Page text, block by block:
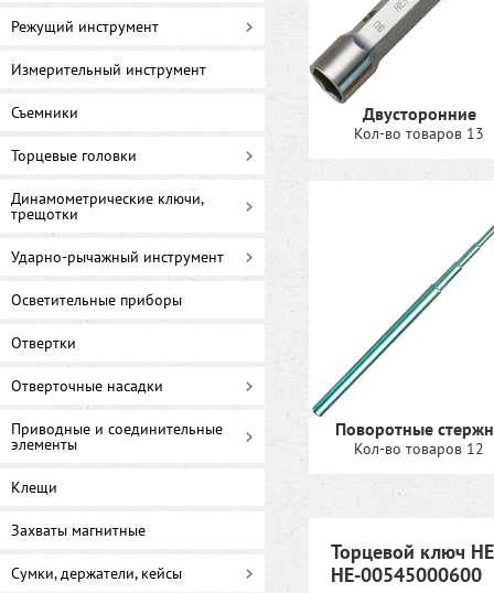
Режущий инструмент
Измерительный инструмент
Съемники
Торцевые головки
Динамометрические ключи,
трещотки
Ударно-рычажный инструмент
Осветительные приборы
Отвертки
Отверточные насадки
Приводные и соединительные
элементы
Клещи
Захваты магнитные
Сумки, держатели, кейсы
Двусторонние
Кол-во товаров 13
Поворотные
Кол-во товаров 12
Торцевой ключ
HE-00545000600